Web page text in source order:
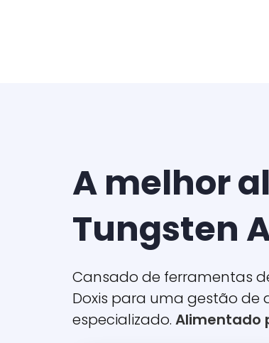
A melhor
Tungsten
Cansado de ferramentas
Doxis para uma gestão
especializado. Alimentado